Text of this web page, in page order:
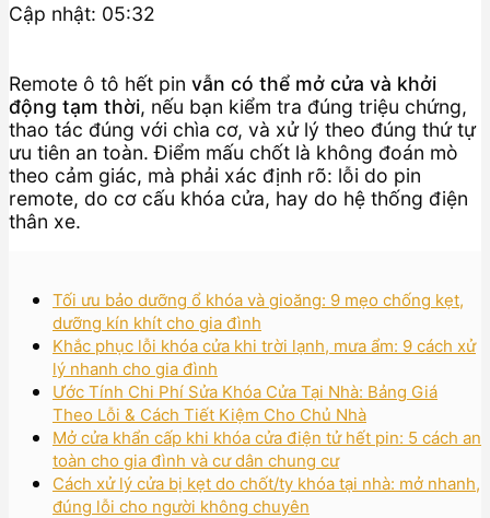
Cập nhật: 05:32
Remote ô tô hết pin vẫn có thể mở cửa và khởi
động tạm thời, nếu bạn kiểm tra đúng triệu chứng,
thao tác đúng với chìa cơ, và xử lý theo đúng thứ tự
ưu tiên an toàn. Điểm mấu chốt là không đoán mò
theo cảm giác, mà phải xác định rõ: lỗi do pin
remote, do cơ cấu khóa cửa, hay do hệ thống điện
thân xe.
Tối ưu bảo dưỡng ổ khóa và gioăng: 9 mẹo chống kẹt,
dưỡng kín khít cho gia đình
Khắc phục lỗi khóa cửa khi trời lạnh, mưa ẩm: 9 cách xử
lý nhanh cho gia đình
Ước Tính Chi Phí Sửa Khóa Cửa Tại Nhà: Bảng Giá
Theo Lỗi & Cách Tiết Kiệm Cho Chủ Nhà
Mở cửa khẩn cấp khi khóa cửa điện tử hết pin: 5 cách an
toàn cho gia đình và cư dân chung cư
Cách xử lý cửa bị kẹt do chốt/ty khóa tại nhà: mở nhanh,
đúng lỗi cho người không chuyên